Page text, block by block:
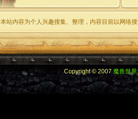
本站内容为个人兴趣搜集、整理，内容目前以网络
Copyright © 2007魔兽世